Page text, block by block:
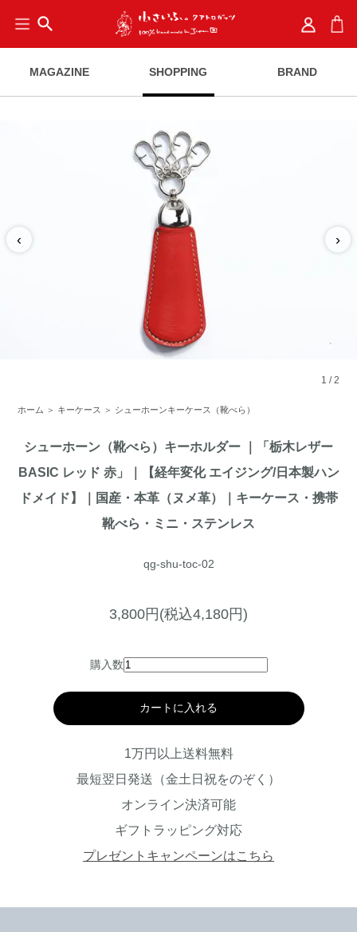
search
MAGAZINE SHOPPING BRAND
‹ ›
1 /2
ホーム ＞ キーケース ＞ シューホーンキーケース（靴べら）
シューホーン（靴べら）キーホルダー ｜「栃木レザー
BASIC レッド 赤」｜【経年変化 エイジング/日本製ハン
ドメイド】｜国産・本革（ヌメ革）｜キーケース・携帯
靴べら・ミニ・ステンレス
qg-shu-toc-02
3,800円(税込4,180円)
購入数
カートに入れる
1万円以上送料無料
最短翌日発送（金土日祝をのぞく）
オンライン決済可能
ギフトラッピング対応
プレゼントキャンペーンはこちら